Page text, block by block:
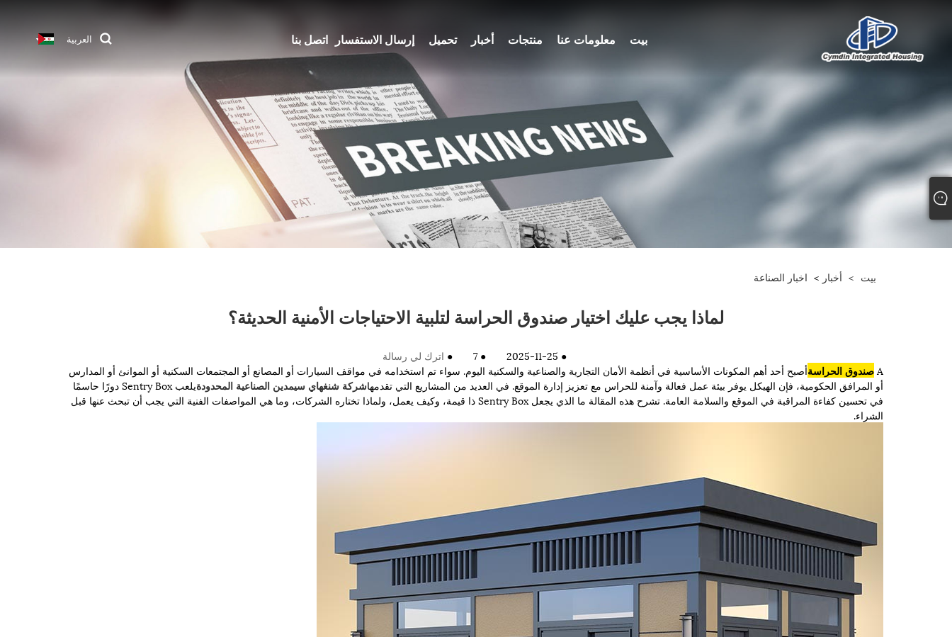
بيت معلومات عنا منتجات أخبار تحميل إرسال الاستفسار اتصل بنا العربية
بيت > أخبار > اخبار الصناعة
لماذا يجب عليك اختيار صندوق الحراسة لتلبية الاحتياجات الأمنية الحديثة؟
●
2025-11-25
●
7
● اترك لي رسالة
Aصندوق الحراسةأصبح أحد أهم المكونات الأساسية في أنظمة الأمان التجارية والصناعية والسكنية اليوم. سواء تم استخدامه في مواقف السيارات أو المصانع أو المجتمعات السكنية أو الموانئ أو المدارس
أو المرافق الحكومية، فإن الهيكل يوفر بيئة عمل فعالة وآمنة للحراس مع تعزيز إدارة الموقع. في العديد من المشاريع التي تقدمهاشركة شنغهاي سيمدين الصناعية المحدودة
يلعب Sentry Box دورًا حاسمًا
في تحسين كفاءة المراقبة في الموقع والسلامة العامة. تشرح هذه المقالة ما الذي يجعل Sentry Box ذا قيمة، وكيف يعمل، ولماذا تختاره الشركات، وما هي المواصفات الفنية التي يجب أن تبحث عنها قبل
الشراء.